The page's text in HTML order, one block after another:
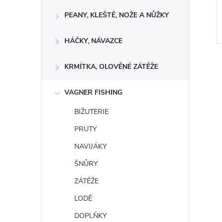
PEANY, KLEŠTĚ, NOŽE A NŮŽKY
HÁČKY, NÁVAZCE
KRMÍTKA, OLOVĚNÉ ZÁTĚŽE
VAGNER FISHING
BIŽUTERIE
PRUTY
NAVIJÁKY
ŠNŮRY
ZÁTĚŽE
LODĚ
DOPLŇKY